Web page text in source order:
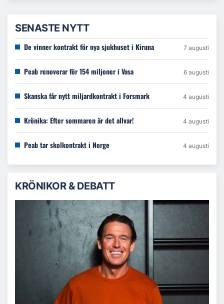
SENASTE NYTT
De vinner kontrakt för nya sjukhuset i Kiruna 7 augusti
Peab renoverar för 154 miljoner i Vasa 6 augusti
Skanska får nytt miljardkontrakt i Forsmark 4 augusti
Krönika: Efter sommaren är det allvar! 4 augusti
Peab tar skolkontrakt i Norge 4 augusti
KRÖNIKOR & DEBATT